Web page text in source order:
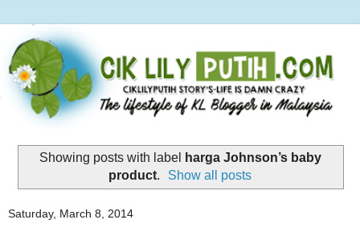
Showing posts with label
harga Johnson’s baby
product. Show all posts
Saturday, March 8, 2014